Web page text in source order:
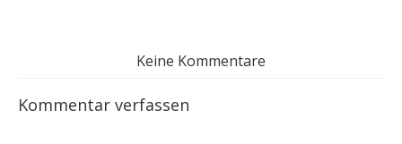
Keine Kommentare
Kommentar verfassen